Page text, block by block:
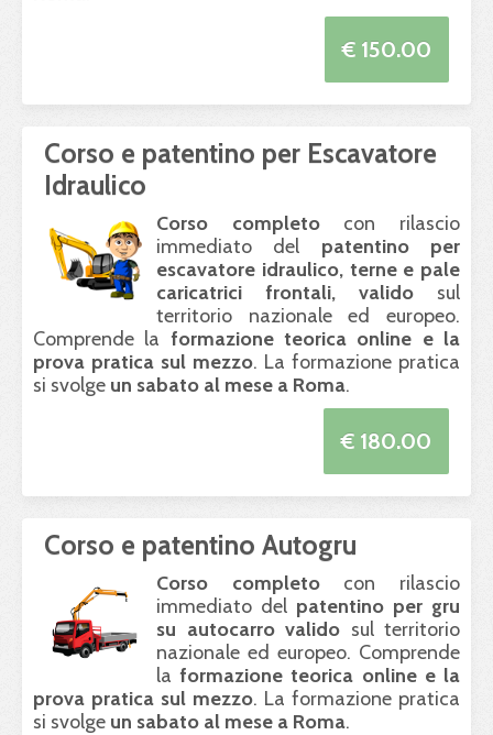
€ 150.00
Corso e patentino per Escavatore
Idraulico
Corso completocon rilascio
immediato del patentino per
escavatore idraulico, terne e pale
caricatrici frontali, valido sul
territorio nazionale ed europeo.
Comprende la formazione teorica online e la
prova pratica sul mezzo. La formazione pratica
si svolge un sabato al mese a Roma.
€ 180.00
Corso e patentino Autogru
Corso completocon rilascio
immediato del patentino per gru
su autocarro valido sul territorio
nazionale ed europeo. Comprende
laformazione teorica online e la
prova pratica sul mezzo. La formazione pratica
si svolge un sabato al mese a Roma.